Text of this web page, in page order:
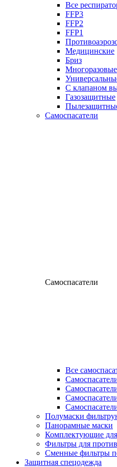
Все
FFP3
FFP2
FFP1
Медицинские
Бриз
Многоразовые
С клапаном
Газозащитные
Самоспасатели
Самоспасатели
Все
Полумаски
Панорамные маски
Комплектующие для
Фильтры для
Сменные фильтры
Защитная спецодежда